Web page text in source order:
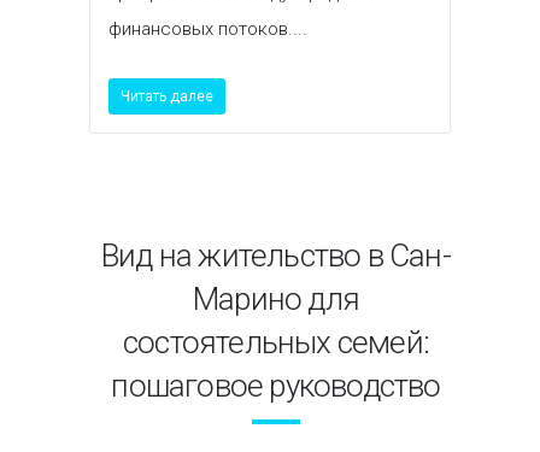
финансовых потоков....
Читать далее
Вид на жительство в Сан-
Марино для
состоятельных семей:
пошаговое руководство